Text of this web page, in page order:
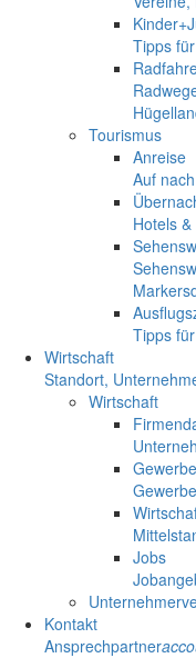
Tipps
Tourismus
Anreise
Auf
Hotels
Tipps
Wirtschaft
Standort,
Wirtschaft
Jobs
Kontakt
Ansprechpartner